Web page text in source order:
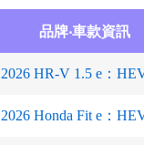
品牌‧車款資訊
HR-V 1.5 e：
Honda Fit e：